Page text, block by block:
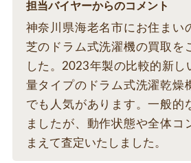
担当バイヤーからのコメント
神奈川県海老名市にお住まい
芝のドラム式洗濯機の買取を
した。2023年製の比較的新し
量タイプのドラム式洗濯乾燥
でも人気があります。一般的
ましたが、動作状態や全体コ
まえて査定いたしました。